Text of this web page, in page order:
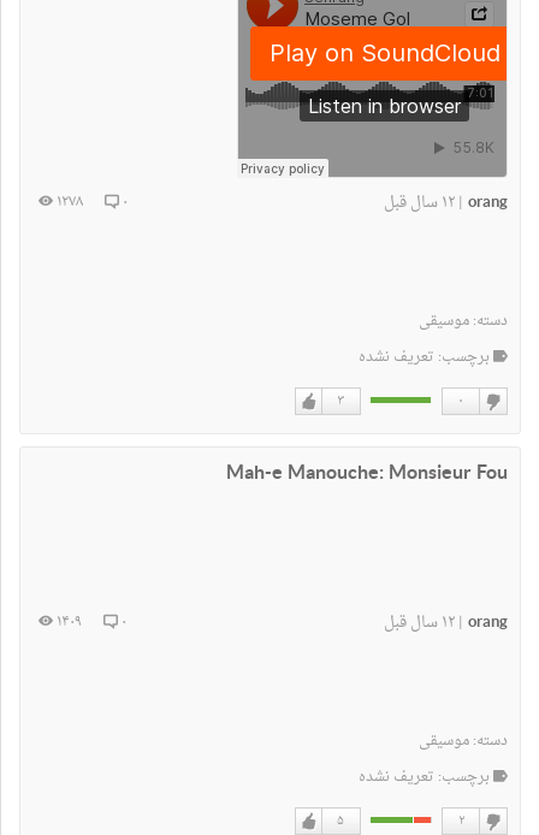
orang
|۱۲ سال قبل ۰ ۱۲۷۸
دسته:موسیقی
برچسب: تعریف نشده
۳ ۰
Mah-e Manouche: Monsieur Fou
orang
|۱۲ سال قبل ۰ ۱۴۰۹
دسته:موسیقی
برچسب: تعریف نشده
۵ ۲